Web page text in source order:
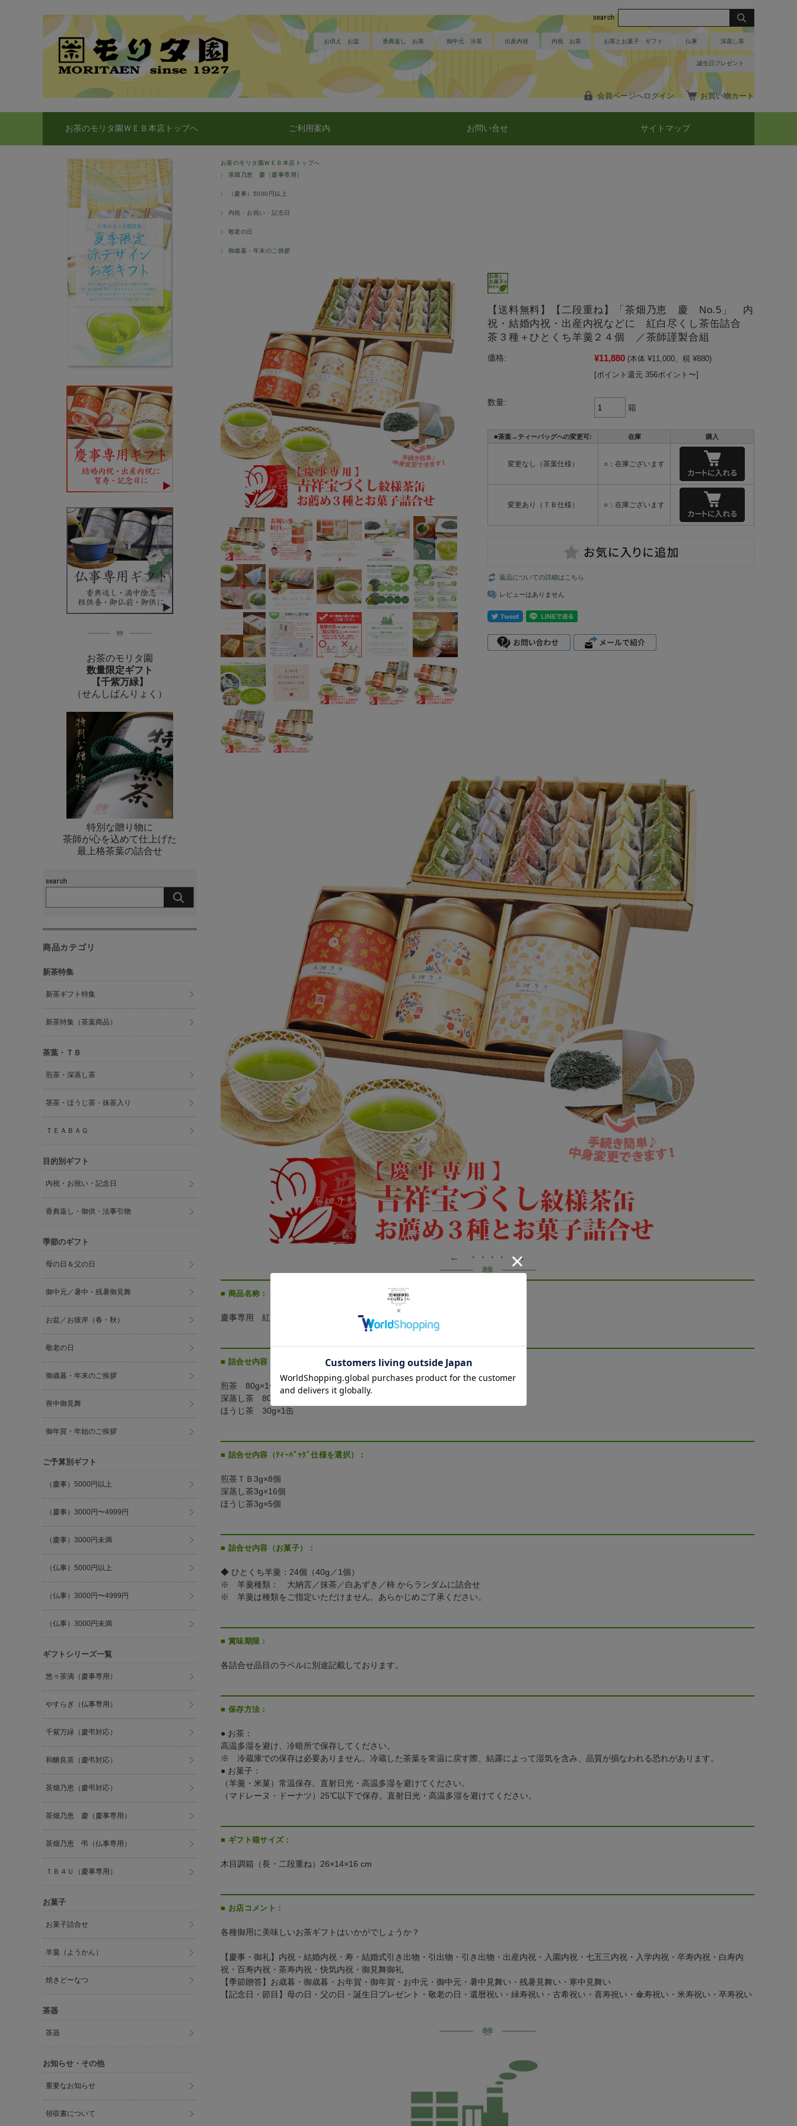
お供え お盆 香典返し お茶 御中元 冷茶 出産内祝 内祝 お茶 お茶とお菓子 ギフト 仏事 深蒸し茶
誕生日プレゼント
会員ページへログイン お買い物カート
お茶のモリタ園ＷＥＢ本店トップへ ご利用案内 お問い合せ サイトマップ
お茶のモリタ園ＷＥＢ本店トップへ
茶畑乃恵 慶（慶事専用）
（慶事）5000円以上
内祝・お祝い・記念日
敬老の日
御歳暮・年末のご挨拶
【送料無料】【二段重ね】「茶畑乃恵 慶 No.5」 内
祝・結婚内祝・出産内祝などに 紅白尽くし茶缶詰合
茶３種＋ひとくち羊羹２４個 ／茶師謹製合組
価格: ¥11,880 (本体 ¥11,000、税 ¥880)
[ポイント還元 356ポイント〜]
数量:
箱
■茶葉→ティーバッグへの変更可: 在庫 購入
変更なし（茶葉仕様） ○：在庫ございます
変更あり（ＴＢ仕様） ○：在庫ございます
返品についての詳細はこちら
レビューはありません
← ・・・・ →
■ 商品名称：
慶事専用 紅白意匠 茶畑乃恵 慶 二段 No.５
■ 詰合せ内容（茶葉仕様を選択）：
煎茶 80g×1缶
深蒸し茶 80g×1缶
ほうじ茶 30g×1缶
■ 詰合せ内容（ﾃｨｰﾊﾞｯｸﾞ仕様を選択）：
煎茶ＴＢ3g×8個
深蒸し茶3g×16個
ほうじ茶3g×5個
■ 詰合せ内容（お菓子）：
◆ ひとくち羊羹：24個（40g／1個）
※ 羊羹種類： 大納言／抹茶／白あずき／柿 からランダムに詰合せ
※ 羊羹は種類をご指定いただけません。あらかじめご了承ください。
■ 賞味期限：
各詰合せ品目のラベルに別途記載しております。
■ 保存方法：
● お茶：
高温多湿を避け、冷暗所で保存してください。
※ 冷蔵庫での保存は必要ありません。冷蔵した茶葉を常温に戻す際、結露によって湿気を含み、品質が損なわれる恐れがあります。
● お菓子：
（羊羹・米菓）常温保存。直射日光・高温多湿を避けてください。
（マドレーヌ・ドーナツ）25℃以下で保存。直射日光・高温多湿を避けてください。
■ ギフト箱サイズ：
木目調箱（長・二段重ね）26×14×16 cm
■ お店コメント：
各種御用に美味しいお茶ギフトはいかがでしょうか？
【慶事・御礼】内祝・結婚内祝・寿・結婚式引き出物・引出物・引き出物・出産内祝・入園内祝・七五三内祝・入学内祝・卒寿内祝・白寿内
祝・百寿内祝・茶寿内祝・快気内祝・御見舞御礼
【季節贈答】お歳暮・御歳暮・お年賀・御年賀・お中元・御中元・暑中見舞い・残暑見舞い・寒中見舞い
【記念日・節目】母の日・父の日・誕生日プレゼント・敬老の日・還暦祝い・緑寿祝い・古希祝い・喜寿祝い・傘寿祝い・米寿祝い・卒寿祝い
お茶のモリタ園
数量限定ギフト
【千紫万緑】
（せんしばんりょく）
特別な贈り物に
茶師が心を込めて仕上げた
最上格茶葉の詰合せ
商品カテゴリ
新茶特集
新茶ギフト特集
新茶特集（茶葉商品）
茶葉・ＴＢ
煎茶・深蒸し茶
茎茶・ほうじ茶・抹茶入り
ＴＥＡＢＡＧ
目的別ギフト
内祝・お祝い・記念日
香典返し・御供・法事引物
季節のギフト
母の日＆父の日
御中元／暑中・残暑御見舞
お盆／お彼岸（春・秋）
敬老の日
御歳暮・年末のご挨拶
喪中御見舞
御年賀・年始のご挨拶
ご予算別ギフト
（慶事）5000円以上
（慶事）3000円〜4999円
（慶事）3000円未満
（仏事）5000円以上
（仏事）3000円〜4999円
（仏事）3000円未満
ギフトシリーズ一覧
悠々茶滴（慶事専用）
やすらぎ（仏事専用）
千紫万緑（慶弔対応）
和醸良茶（慶弔対応）
茶畑乃恵（慶弔対応）
茶畑乃恵 慶（慶事専用）
茶畑乃恵 弔（仏事専用）
ＴＢ４Ｕ（慶事専用）
お菓子
お菓子詰合せ
羊羹（ようかん）
焼きどーなつ
茶器
茶器
お知らせ・その他
重要なお知らせ
領収書について